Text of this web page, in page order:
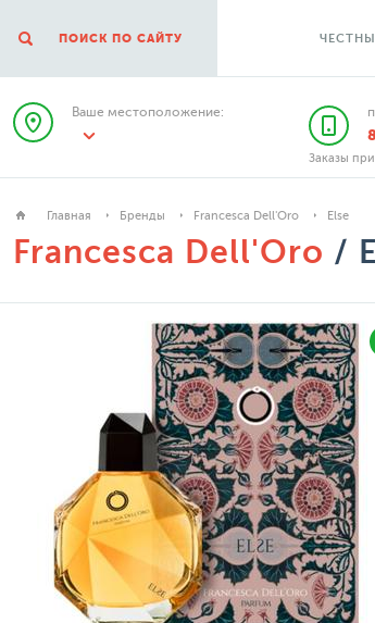
ПОИСК ПО САЙТУ
Ваше местоположение:
Заказы
Главная Бренды Francesca Dell'Oro Else
Francesca Dell'Oro /